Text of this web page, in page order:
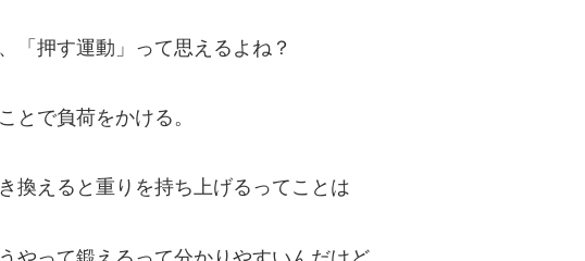
「押す運動」って思えるよね？
とで負荷をかける。
換えると重りを持ち上げるってことは